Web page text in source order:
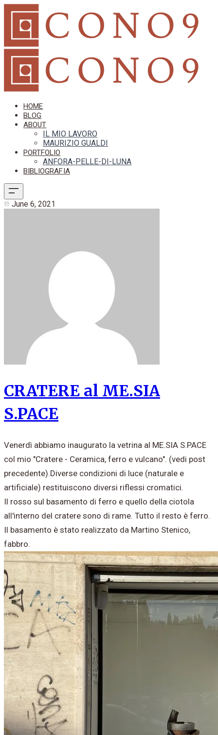
HOME
BLOG
ABOUT
IL MIO LAVORO
MAURIZIO GUALDI
PORTFOLIO
ANFORA-PELLE-DI-LUNA
BIBLIOGRAFIA
June 6, 2021
CRATERE al ME.SIA
S.PACE
Venerdì abbiamo inaugurato la vetrina al ME.SIA S.PACE
col mio "Cratere - Ceramica, ferro e vulcano". (vedi post
precedente).Diverse condizioni di luce (naturale e
artificiale) restituiscono diversi riflessi cromatici.
Il rosso sul basamento di ferro e quello della ciotola
all'interno del cratere sono di rame. Tutto il resto è ferro.
Il basamento è stato realizzato da Martino Stenico,
fabbro.